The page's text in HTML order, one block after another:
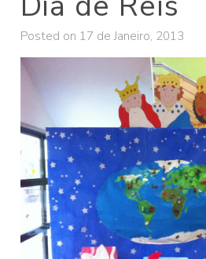
Posted on 17 de Janeiro, 2013